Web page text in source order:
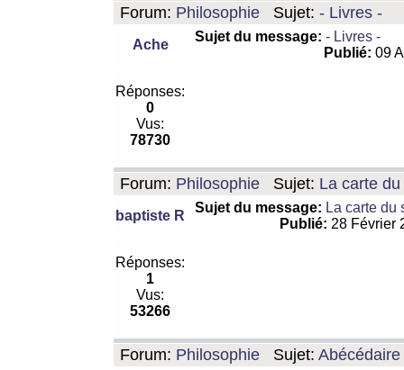
Forum: Philosophie Sujet: - Livres -
Ache
Sujet du message: - Livres -
Publié: 09
Réponses:
0
Vus:
78730
Forum: Philosophie Sujet: La carte
baptiste R
Sujet du message: La carte du
Publié: 28 Février
Réponses:
1
Vus:
53266
Forum: Philosophie Sujet: Abécédaire